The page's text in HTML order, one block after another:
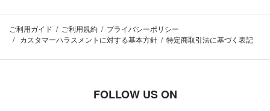
ご利用ガイド ご利用規約
プライバシーポリシー
カスタマーハラスメントに対する基本方針
特定商取引法に基づく表記
FOLLOW US ON